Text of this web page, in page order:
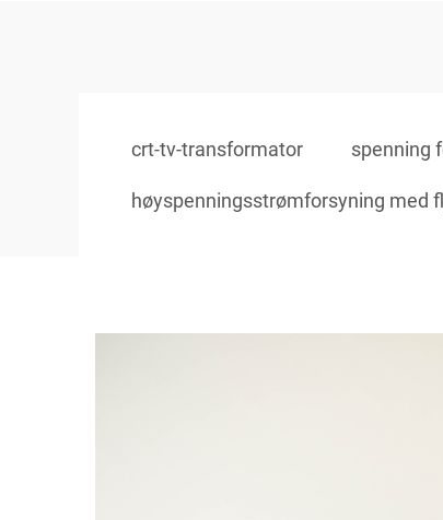
crt-tv-transformator spenning
høyspenningsstrømforsyning med